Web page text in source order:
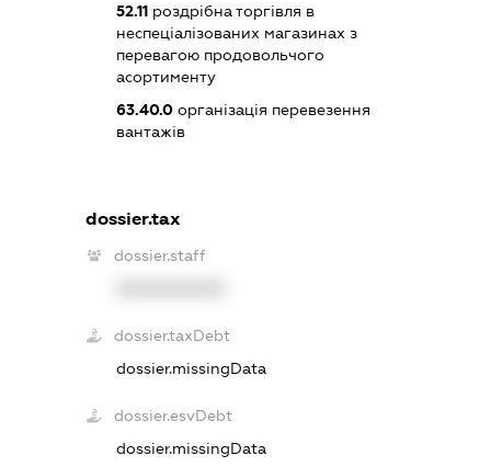
52.11роздрібна торгівля в
неспеціалізованих магазинах з
перевагою продовольчого
асортименту
63.40.0організація перевезення
вантажів
dossier.tax
dossier.staff
dossier.taxDebt
dossier.missingData
dossier.esvDebt
dossier.missingData